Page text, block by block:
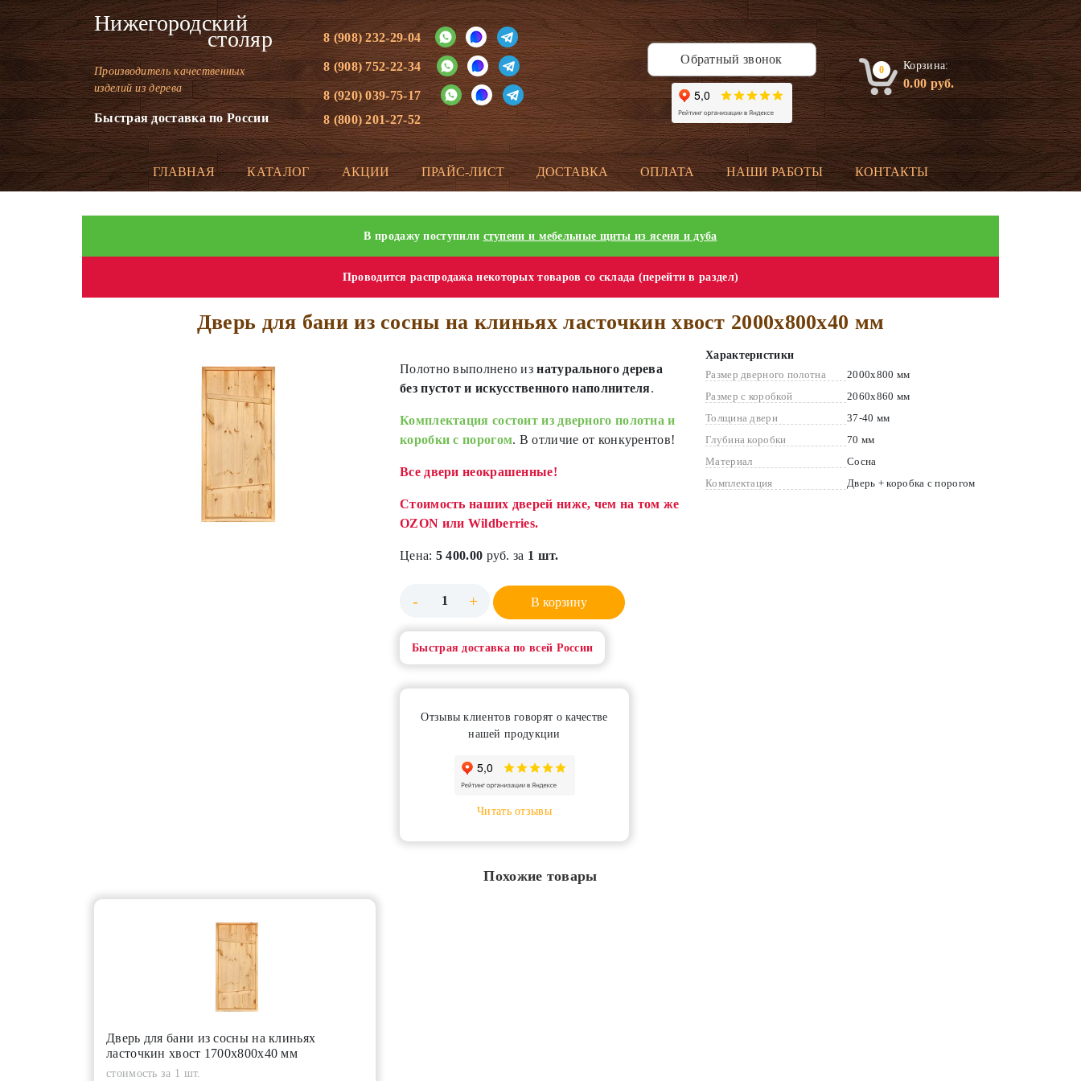
Нижегородский
столяр
Производитель качественных
изделий из дерева
Быстрая доставка по России
8 (908) 232-29-04
8 (908) 752-22-34
8 (920) 039-75-17
8 (800) 201-27-52
Обратный звонок
0 Корзина:
0.00руб.
ГЛАВНАЯ КАТАЛОГ АКЦИИ ПРАЙС-ЛИСТ ДОСТАВКА ОПЛАТА НАШИ РАБОТЫ КОНТАКТЫ
В продажу поступили ступени и мебельные щиты из ясеня и дуба
Проводится распродажа некоторых товаров со склада (перейти в раздел)
Дверь для бани из сосны на клиньях ласточкин хвост 2000х800х40 мм
Полотно выполнено изнатурального дерева
без пустот и искусственного наполнителя.
Комплектация состоит из дверного полотна и
коробки с порогом. В отличие от конкурентов!
Все двери неокрашенные!
Стоимость наших дверей ниже, чем на том же
OZON или Wildberries.
Цена: 5 400.00 руб. за 1 шт.
- + В корзину
Быстрая доставка по всей России
Отзывы клиентов говорят о качестве
нашей продукции
Читать отзывы
Характеристики
Размер дверного полотна
2000x800 мм
Размер с коробкой
2060x860 мм
Толщина двери
37-40 мм
Глубина коробки
70 мм
Материал
Сосна
Комплектация
Дверь + коробка с порогом
Похожие товары
Дверь для бани из сосны на клиньях
ласточкин хвост 1700х800х40 мм
стоимость за 1 шт.